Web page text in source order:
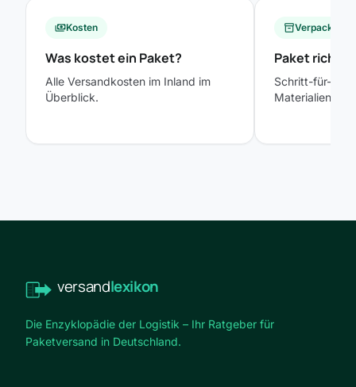
paymentsKosten
Was kostet ein Paket?
Alle Versandkosten im Inland im
Überblick.
inventory_2Verpackung
Paket richtig
Schritt-für-
Materialien
versandlexikon
Die Enzyklopädie der Logistik – Ihr Ratgeber für
Paketversand in Deutschland.